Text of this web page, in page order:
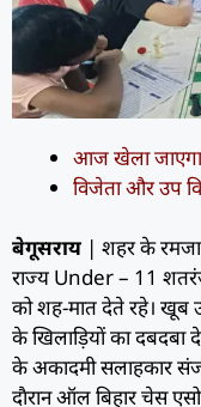
आज खेला
विजेता और उप
बेगूसराय | शहर के
राज्य Under – 11
को शह-मात देते रहे। खूब
के खिलाड़ियों का दबदबा
के अकादमी सलाहकार
दाैरान ऑल बिहार चेस